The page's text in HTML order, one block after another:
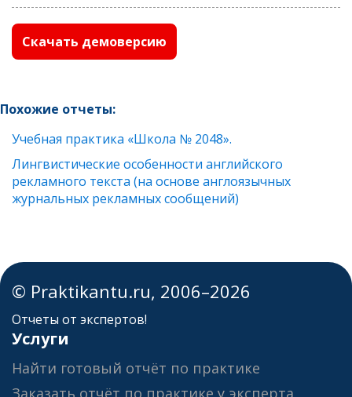
Скачать демоверсию
Похожие отчеты:
Учебная практика «Школа № 2048».
Лингвистические особенности английского
рекламного текста (на основе англоязычных
журнальных рекламных сообщений)
© Praktikantu.ru, 2006–2026
Отчеты от экспертов!
Услуги
Найти готовый отчёт по практике
Заказать отчёт по практике у эксперта